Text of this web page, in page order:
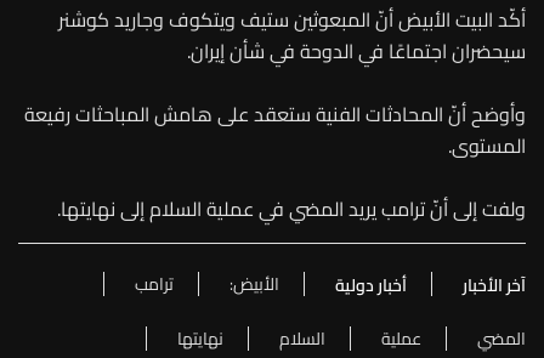
أكّد البيت الأبيض أنّ المبعوثين ستيف ويتكوف وجاريد كوشنر
سيحضران اجتماعًا في الدوحة في شأن إيران.
وأوضح أنّ المحادثات الفنية ستعقد على هامش المباحثات رفيعة
المستوى.
ولفت إلى أنّ ترامب يريد المضي في عملية السلام إلى نهايتها.
آخر الأخبار أخبار دولية الأبيض:
ترامب
المضي
عملية السلام نهايتها